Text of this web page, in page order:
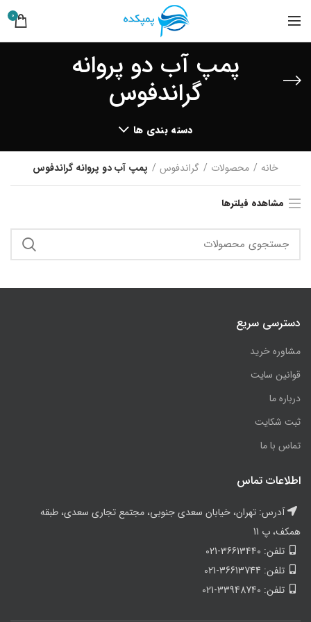
0
پمپ آب دو پروانه
گراندفوس
دسته بندی ها
خانه محصولات گراندفوس پمپ آب دو پروانه گراندفوس
مشاهده فیلترها
دسترسی سریع
مشاوره خرید
قوانین سایت
درباره ما
ثبت شکایت
تماس با ما
اطلاعات تماس
آدرس: تهران، خیابان سعدی جنوبی، مجتمع تجاری سعدی، طبقه
همکف، پ 11
تلفن: 36613440-021
تلفن: 36613744-021
تلفن: 33948740-021